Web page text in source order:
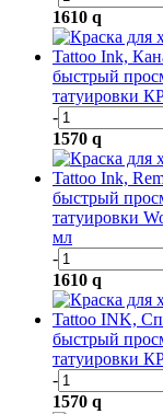
1610 q
быстрый
татуировки
-
1570 q
быстрый
татуировки
мл
-
1610 q
быстрый
татуировки
-
1570 q